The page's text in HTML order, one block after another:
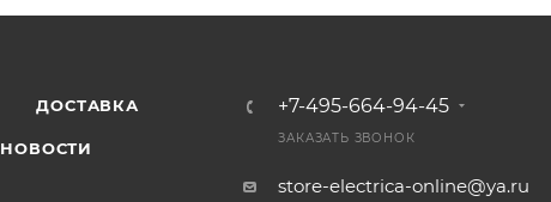
ДОСТАВКА
НОВОСТИ
+7-495-664-94-45
ЗАКАЗАТЬ ЗВОНОК
store-electrica-online@ya.ru